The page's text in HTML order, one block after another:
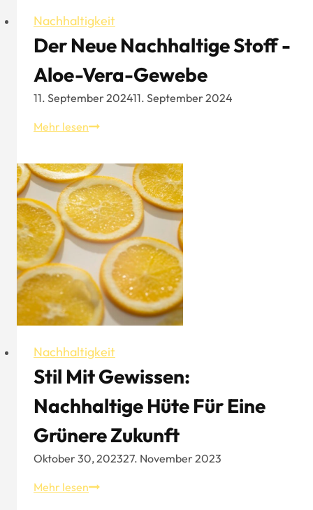
Nachhaltigkeit
Der Neue Nachhaltige Stoff -
Aloe-Vera-Gewebe
11. September 202411. September 2024
Mehr lesenDer
nachhaltige
Stoff
-
Aloe-
Vera-
Gewebe
Nachhaltigkeit
Stil Mit Gewissen:
Nachhaltige Hüte Für Eine
Grünere Zukunft
Oktober 30, 202327. November 2023
Mehr lesenStil